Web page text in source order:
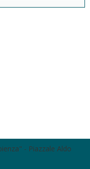
- Piazzale Aldo